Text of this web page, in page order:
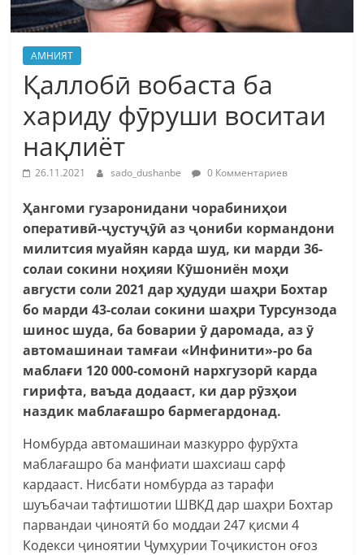
АМНИЯТ
Қаллобӣ вобаста ба
хариду фӯруши воситаи
нақлиёт
26.11.2021 sado_dushanbe 0 Комментариев
Ҳангоми гузаронидани чорабиниҳои
оперативӣ-ҷустуҷӯӣ аз ҷониби кормандони
милитсия муайян карда шуд, ки марди 36-
солаи сокини ноҳияи Кӯшониён моҳи
августи соли 2021 дар ҳудуди шаҳри Бохтар
бо марди 43-солаи сокини шаҳри Турсунзода
шинос шуда, ба боварии ӯ даромада, аз ӯ
автомашинаи тамғаи «Инфинити»-ро ба
маблағи 120 000-сомонӣ нархгузорӣ карда
гирифта, ваъда додааст, ки дар рӯзҳои
наздик маблағашро бармегардонад.
Номбурда автомашинаи мазкурро фурӯхта
маблағашро ба манфиати шахсиаш сарф
кардааст. Нисбати номбурда аз тарафи
шуъбачаи тафтишотии ШВКД дар шаҳри Бохтар
парвандаи ҷиноятӣ бо моддаи 247 қисми 4
Кодекси ҷиноятии Ҷумҳурии Тоҷикистон оғоз